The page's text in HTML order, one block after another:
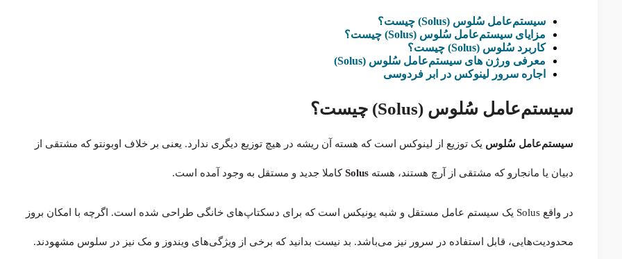
سیستم‌عامل سُلوس (Solus) چیست؟
مزایای سیستم‌عامل سُلوس (Solus) چیست؟
کاربرد سُلوس (Solus) چیست؟
معرفی ورژن های سیستم‌عامل سُلوس (Solus)
اجاره سرور لینوکس در ابر فردوسی
سیستم‌عامل سُلوس (Solus) چیست؟
سیستم‌عامل سُلوس یک توزیع از لینوکس است که هسته آن ریشه در هیچ توزیع دیگری ندارد. یعنی بر خلاف اوبونتو که مشتقی از
دبیان یا مانجارو که مشتقی از آرچ هستند، هسته کاملا جدید و مستقل به وجود آمده است.
در واقع Solus یک سیستم عامل مستقل و شبه یونیکس است که برای دسکتاپ‌های خانگی طراحی شده است. اگرچه با امکان بروز
محدودیت‌هایی، قابل استفاده در سرور نیز می‌باشد. بد نیست بدانید که برخی از ویژگی‌های ویندوز و مک نیز در سلوس مشهودند.